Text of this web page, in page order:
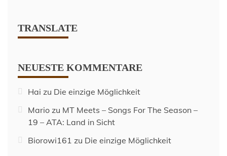
TRANSLATE
NEUESTE KOMMENTARE
Hai zu Die einzige Möglichkeit
Mario zu MT Meets – Songs For The Season –
19 – ATA: Land in Sicht
Biorowi161 zu Die einzige Möglichkeit